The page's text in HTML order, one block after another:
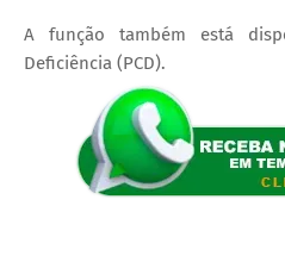
A função também está
Deficiência (PCD).